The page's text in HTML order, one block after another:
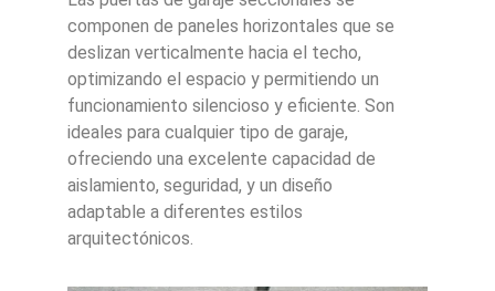
componen de paneles horizontales que se
deslizan verticalmente hacia el techo,
optimizando el espacio y permitiendo un
funcionamiento silencioso y eficiente. Son
ideales para cualquier tipo de garaje,
ofreciendo una excelente capacidad de
aislamiento, seguridad, y un diseño
adaptable a diferentes estilos
arquitectónicos.